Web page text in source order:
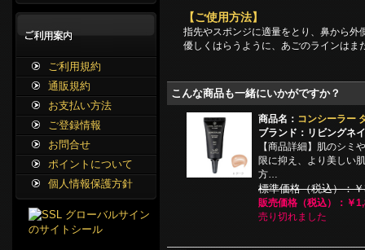
【ご使用方法】
指先やスポンジに適量をとり、鼻から外
優しくはらうように、あごのラインはま
こんな商品も一緒にいかがですか？
商品名： コンシーラー
ブランド：リビングネ
【商品詳細】肌のシミ
限に抑え、より美しい
方…
標準価格（税込）：
販売価格（税込）：￥
売り切れました
ご利用規約
通販規約
お支払い方法
ご登録情報
お問合せ
ポイントについて
個人情報保護方針